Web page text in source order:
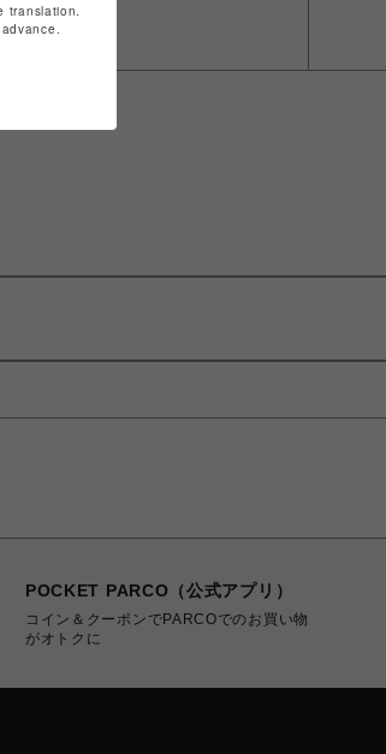
POCKET PARCO（公式アプリ）
コイン＆クーポンでPARCOでのお買い物
がオトクに
translation.